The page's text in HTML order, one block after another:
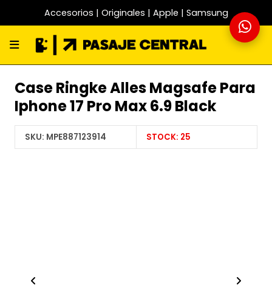
Accesorios | Originales | Apple | Samsung
Case Ringke Alles Magsafe Para
Iphone 17 Pro Max 6.9 Black
SKU: MPE887123914 STOCK: 25